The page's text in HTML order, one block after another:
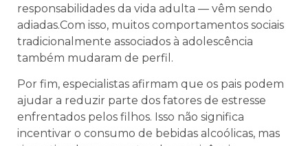
responsabilidades da vida adulta — vêm sendo
adiadas.Com isso, muitos comportamentos sociais
tradicionalmente associados à adolescência
também mudaram de perfil.
Por fim, especialistas afirmam que os pais podem
ajudar a reduzir parte dos fatores de estresse
enfrentados pelos filhos. Isso não significa
incentivar o consumo de bebidas alcoólicas, mas